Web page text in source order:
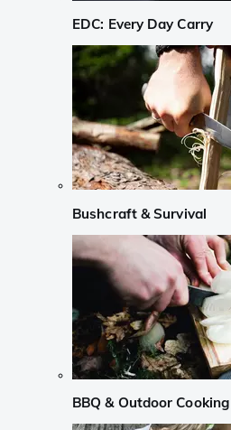
EDC: Every Day Carry
Bushcraft & Survival
BBQ & Outdoor Cooking